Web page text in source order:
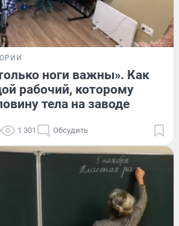
ноги важны». Как
рабочий, которому
тела на заводе
1 301 Обсудить